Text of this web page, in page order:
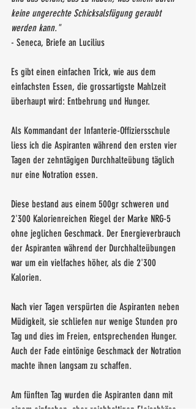
keine ungerechte Schicksalsfügung geraubt
werden kann."
- Seneca, Briefe an Lucilius
Es gibt einen einfachen Trick, wie aus dem
einfachsten Essen, die grossartigste Mahlzeit
überhaupt wird: Entbehrung und Hunger.
Als Kommandant der Infanterie-Offiziersschule
liess ich die Aspiranten während den ersten vier
Tagen der zehntägigen Durchhalteübung täglich
nur eine Notration essen.
Diese bestand aus einem 500gr schweren und
2'300 Kalorienreichen Riegel der Marke NRG-5
ohne jeglichen Geschmack. Der Energieverbrauch
der Aspiranten während der Durchhalteübungen
war um ein vielfaches höher, als die 2'300
Kalorien.
Nach vier Tagen verspürten die Aspiranten neben
Müdigkeit, sie schliefen nur wenige Stunden pro
Tag und dies im Freien, entsprechenden Hunger.
Auch der Fade eintönige Geschmack der Notration
machte ihnen langsam zu schaffen.
Am fünften Tag wurden die Aspiranten dann mit
einem einfachen, aber reichhaltigen Fleischkäse